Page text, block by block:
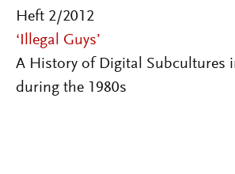
Heft 2/2012
‘Illegal Guys’
A History of Digital Subcultures
during the 1980s